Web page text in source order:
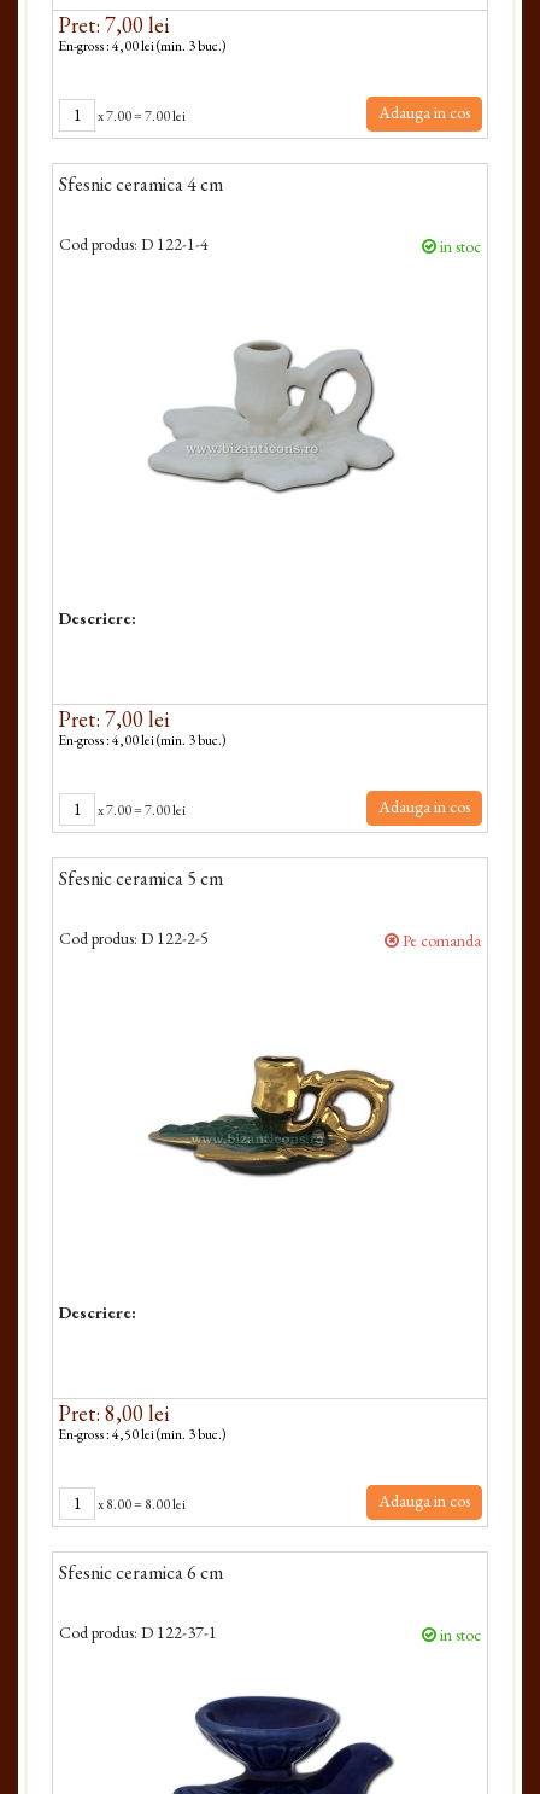
Pret: 7,00 lei
En-gross : 4,00 lei (min. 3 buc.)
x7.00=7.00 lei Adauga in cos
Sfesnic ceramica 4 cm
Cod produs: D 122-1-4 in stoc
Descriere:
Pret: 7,00 lei
En-gross : 4,00 lei (min. 3 buc.)
x7.00=7.00 lei Adauga in cos
Sfesnic ceramica 5 cm
Cod produs: D 122-2-5 Pe comanda
Descriere:
Pret: 8,00 lei
En-gross : 4,50 lei (min. 3 buc.)
x8.00= 8.00 lei Adauga in cos
Sfesnic ceramica 6 cm
Cod produs: D 122-37-1 in stoc